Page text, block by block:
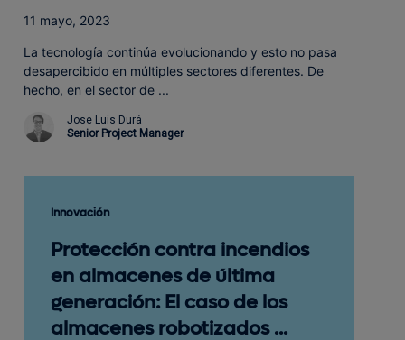
11 mayo, 2023
La tecnología continúa evolucionando y esto no pasa
desapercibido en múltiples sectores diferentes. De
hecho, en el sector de ...
Jose Luis Durá
Senior Project Manager
Innovación
Protección contra incendios
en almacenes de última
generación: El caso de los
almacenes robotizados ...